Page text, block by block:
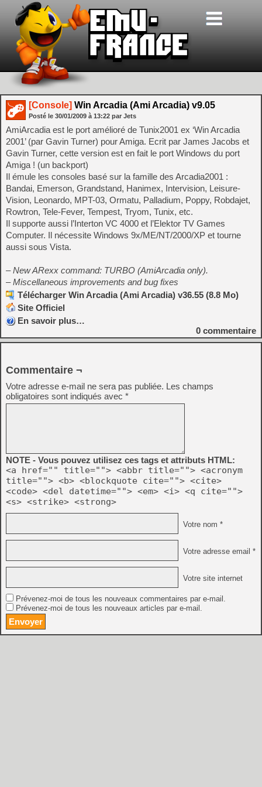
[Console] Win Arcadia (Ami Arcadia) v9.05
Posté le 30/01/2009 à 13:22 par Jets
AmiArcadia est le port amélioré de Tunix2001 ex ‘Win Arcadia
2001’ (par Gavin Turner) pour Amiga. Ecrit par James Jacobs et
Gavin Turner, cette version est en fait le port Windows du port
Amiga ! (un backport)
Il émule les consoles basé sur la famille des Arcadia2001 :
Bandai, Emerson, Grandstand, Hanimex, Intervision, Leisure-
Vision, Leonardo, MPT-03, Ormatu, Palladium, Poppy, Robdajet,
Rowtron, Tele-Fever, Tempest, Tryom, Tunix, etc.
Il supporte aussi l’Interton VC 4000 et l’Elektor TV Games
Computer. Il nécessite Windows 9x/ME/NT/2000/XP et tourne
aussi sous Vista.
– New ARexx command: TURBO (AmiArcadia only).
– Miscellaneous improvements and bug fixes
Télécharger Win Arcadia (Ami Arcadia) v36.55 (8.8 Mo)
Site Officiel
En savoir plus…
0 commentaire
Commentaire ¬
Votre adresse e-mail ne sera pas publiée. Les champs
obligatoires sont indiqués avec *
NOTE - Vous pouvez utilisez ces tags et attributs HTML:
<a href="" title=""> <abbr title=""> <acronym
title=""> <b> <blockquote cite=""> <cite>
<code> <del datetime=""> <em> <i> <q cite="">
<s> <strike> <strong>
Votre nom *
Votre adresse email *
Votre site internet
Prévenez-moi de tous les nouveaux commentaires par e-mail.
Prévenez-moi de tous les nouveaux articles par e-mail.